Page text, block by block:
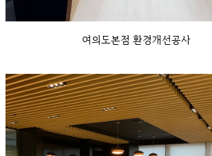
여의도본점 환경개선공사